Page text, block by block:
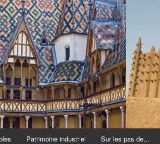
Patrimoine industriel Sur les pas de…